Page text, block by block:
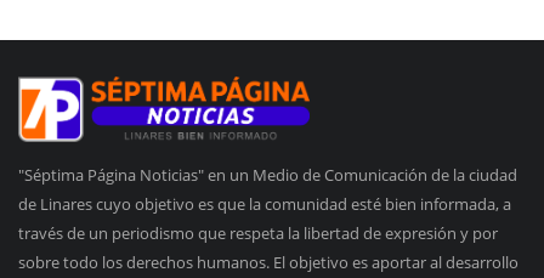
"Séptima Página Noticias" en un Medio de Comunicación de la ciudad
de Linares cuyo objetivo es que la comunidad esté bien informada, a
través de un periodismo que respeta la libertad de expresión y por
sobre todo los derechos humanos. El objetivo es aportar al desarrollo